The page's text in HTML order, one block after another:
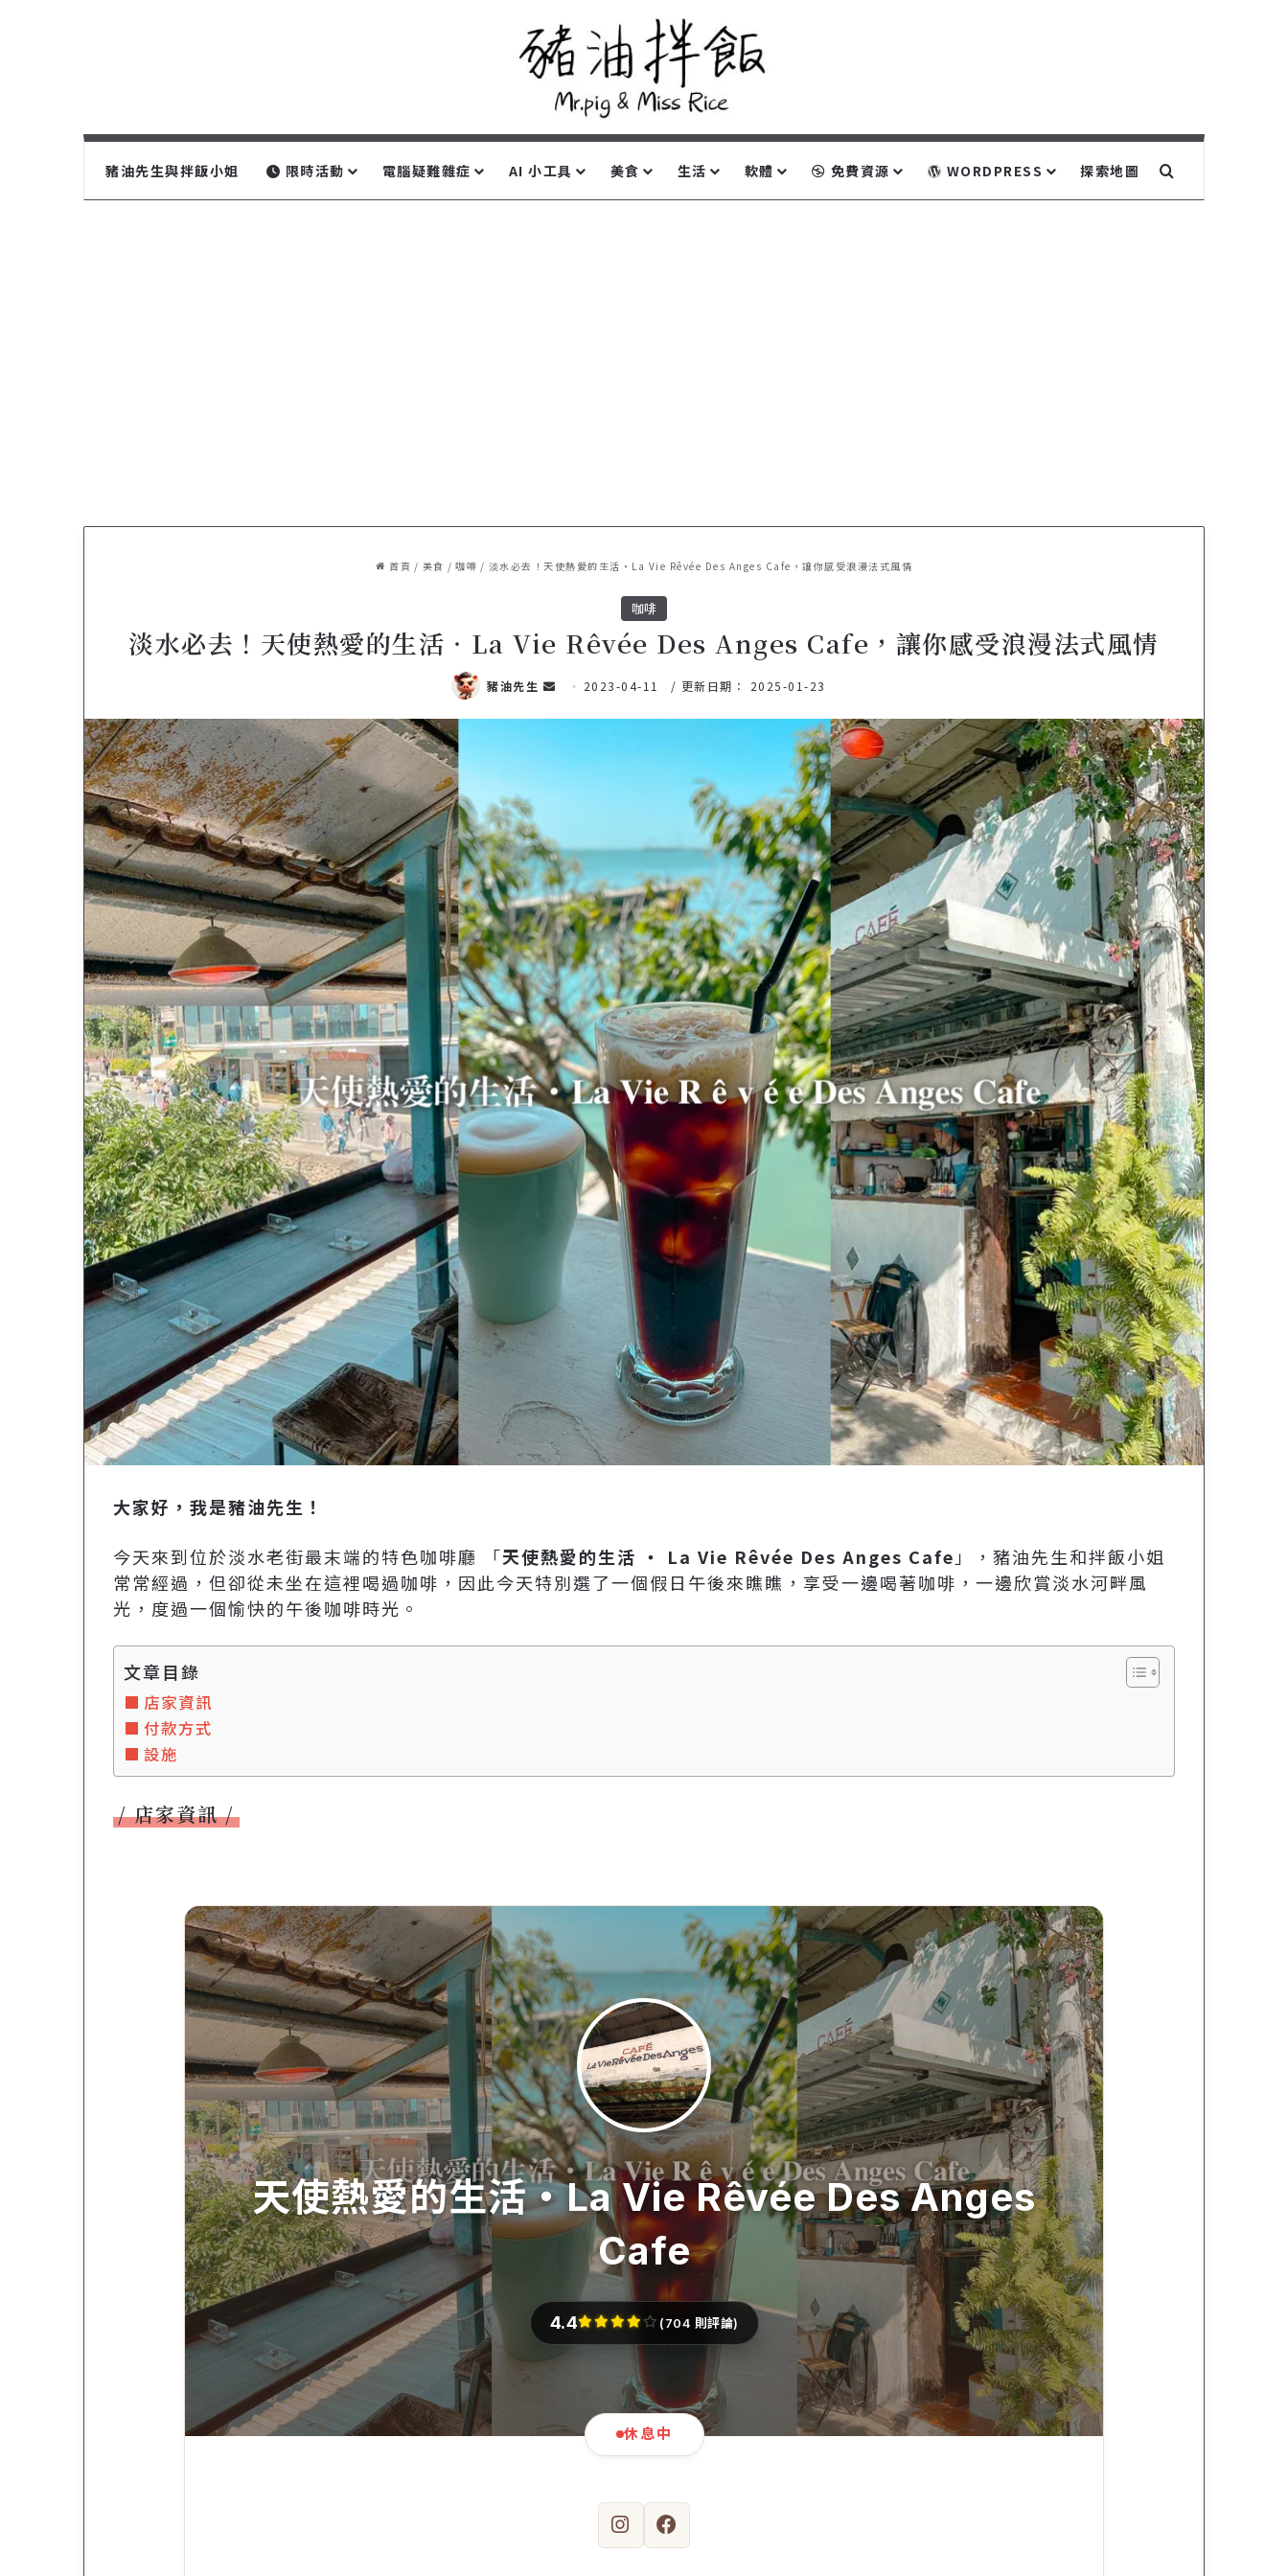
豬油先生與拌飯小姐 限時活動 電腦疑難雜症 AI 小工具 美食 生活 軟體 免費資源 WORDPRESS 探索地圖
首頁 / 美食 / 咖啡 / 淡水必去！天使熱愛的生活‧La Vie Rêvée Des Anges Cafe，讓你感受浪漫法式風情
咖啡
淡水必去！天使熱愛的生活‧La Vie Rêvée Des Anges Cafe，讓你感受浪漫法式風情
豬油先生 2023-04-11 / 更新日期： 2025-01-23
大家好，我是豬油先生！
今天來到位於淡水老街最末端的特色咖啡廳 「天使熱愛的生活 ‧ La Vie Rêvée Des Anges Cafe 」，豬油先生和拌飯小姐
常常經過，但卻從未坐在這裡喝過咖啡，因此今天特別選了一個假日午後來瞧瞧，享受一邊喝著咖啡，一邊欣賞淡水河畔風
光，度過一個愉快的午後咖啡時光。
文章目錄
店家資訊
付款方式
設施
店家資訊
天使熱愛的生活‧La Vie Rêvée Des Anges
Cafe
4.4 (704 則評論)
休息中